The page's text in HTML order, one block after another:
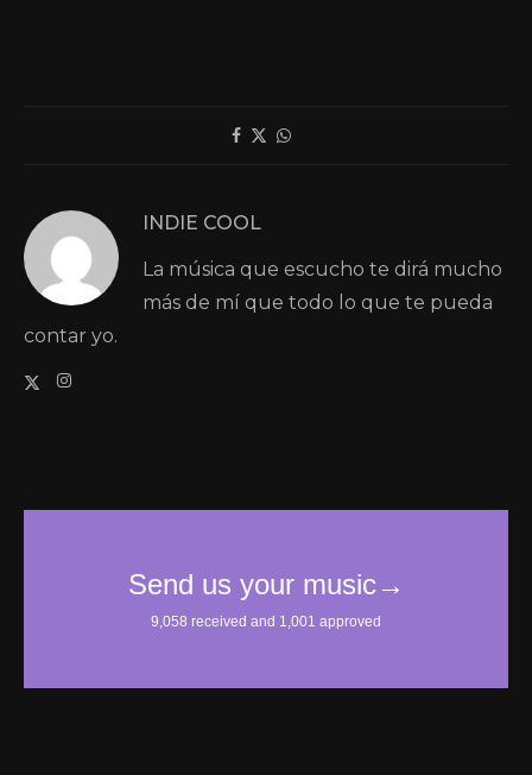
INDIE COOL
La música que escucho te dirá mucho
más de mí que todo lo que te pueda
contar yo.